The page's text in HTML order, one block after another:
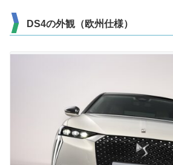
DS4の外観（欧州仕様）